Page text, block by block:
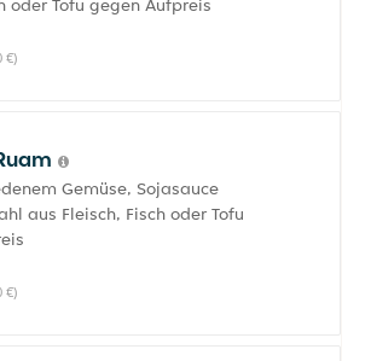
oder Tofu gegen Aufpreis
€)
Gemüse, Sojasauce
aus Fleisch, Fisch oder Tofu
€)